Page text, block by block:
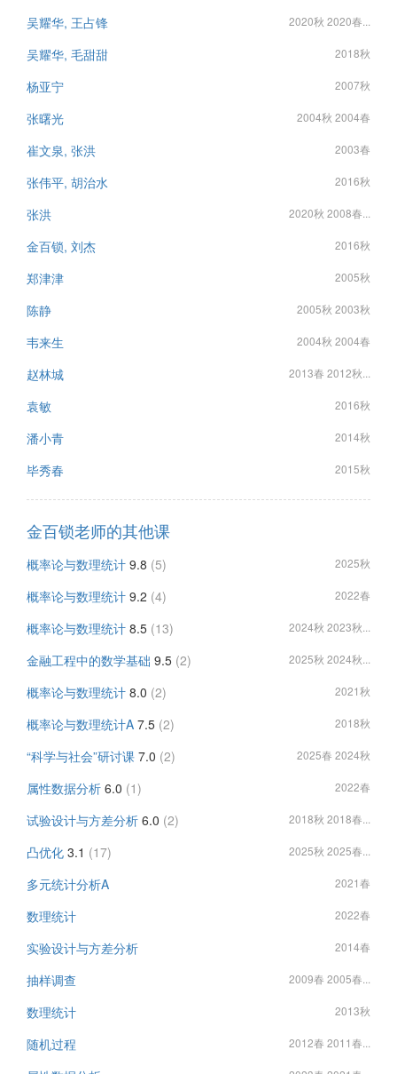
吴耀华, 王占锋 2020秋 2020春...
吴耀华, 毛甜甜 2018秋
杨亚宁 2007秋
张曙光 2004秋 2004春
崔文泉, 张洪 2003春
张伟平, 胡治水 2016秋
张洪 2020秋 2008春...
金百锁, 刘杰 2016秋
郑津津 2005秋
陈静 2005秋 2003秋
韦来生 2004秋 2004春
赵林城 2013春 2012秋...
袁敏 2016秋
潘小青 2014秋
毕秀春 2015秋
金百锁老师的其他课
概率论与数理统计 9.8 (5) 2025秋
概率论与数理统计 9.2 (4) 2022春
概率论与数理统计 8.5 (13) 2024秋 2023秋...
金融工程中的数学基础 9.5 (2) 2025秋 2024秋...
概率论与数理统计 8.0 (2) 2021秋
概率论与数理统计A 7.5 (2) 2018秋
“科学与社会”研讨课 7.0 (2) 2025春 2024秋
属性数据分析 6.0 (1) 2022春
试验设计与方差分析 6.0 (2) 2018秋 2018春...
凸优化 3.1 (17) 2025秋 2025春...
多元统计分析A 2021春
数理统计 2022春
实验设计与方差分析 2014春
抽样调查 2009春 2005春...
数理统计 2013秋
随机过程 2012春 2011春...